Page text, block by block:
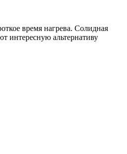
время нагрева. Солидная
интересную альтернативу